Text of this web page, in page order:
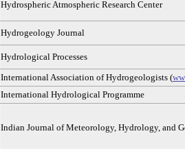
Hydrospheric Atmospheric Research Center
Hydrogeology Journal
Hydrological Processes
International Association of Hydrogeologists (
International Hydrological Programme
Indian Journal of Meteorology, Hydrology, and